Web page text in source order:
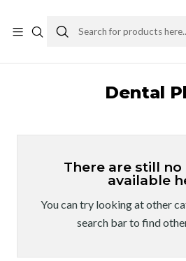
Dental
There are still
available
You can try looking at other
search bar to find